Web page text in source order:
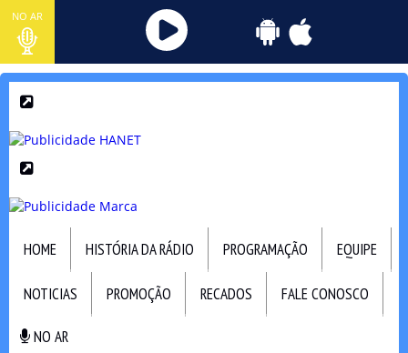
NO AR
HOME HISTÓRIA DA RÁDIO PROGRAMAÇÃO EQUIPE
NOTICIAS PROMOÇÃO RECADOS FALE CONOSCO
NO AR